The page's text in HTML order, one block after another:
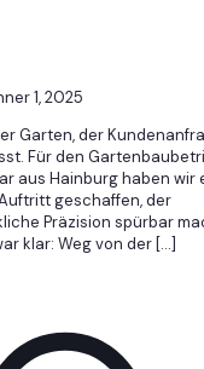
1, 2025
Garten, der
Für den
aus Hainburg haben wir
geschaffen, der
Präzision spürbar
klar: Weg von der […]